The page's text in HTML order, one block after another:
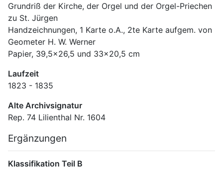
Grundriß der Kirche, der Orgel und der Orgel-Priechen
zu St. Jürgen
Handzeichnungen, 1 Karte o.A., 2te Karte aufgem. von
Geometer H. W. Werner
Papier, 39,5x26,5 und 33x20,5 cm
Laufzeit
1823 - 1835
Alte Archivsignatur
Rep. 74 Lilienthal Nr. 1604
Ergänzungen
Klassifikation Teil B